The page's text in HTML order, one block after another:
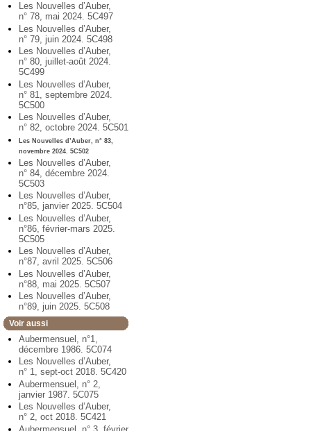
Les Nouvelles d’Auber,
n° 78, mai 2024. 5C497
Les Nouvelles d’Auber,
n° 79, juin 2024. 5C498
Les Nouvelles d’Auber,
n° 80, juillet-août 2024.
5C499
Les Nouvelles d’Auber,
n° 81, septembre 2024.
5C500
Les Nouvelles d’Auber,
n° 82, octobre 2024. 5C501
Les Nouvelles d’Auber, n° 83,
novembre 2024. 5C502
Les Nouvelles d’Auber,
n° 84, décembre 2024.
5C503
Les Nouvelles d’Auber,
n°85, janvier 2025. 5C504
Les Nouvelles d’Auber,
n°86, février-mars 2025.
5C505
Les Nouvelles d’Auber,
n°87, avril 2025. 5C506
Les Nouvelles d’Auber,
n°88, mai 2025. 5C507
Les Nouvelles d’Auber,
n°89, juin 2025. 5C508
Voir aussi
Aubermensuel, n°1,
décembre 1986. 5C074
Les Nouvelles d’Auber,
n° 1, sept-oct 2018. 5C420
Aubermensuel, n° 2,
janvier 1987. 5C075
Les Nouvelles d’Auber,
n° 2, oct 2018. 5C421